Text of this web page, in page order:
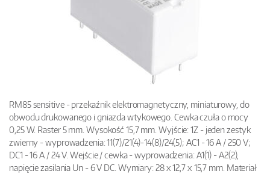
RM85 sensitive - przekaźnik elektromagnetyczny, miniaturowy, do
obwodu drukowanego i gniazda wtykowego. Cewka czuła o mocy
0,25 W. Raster 5 mm. Wysokość 15,7 mm. Wyjście: 1Z - jeden zestyk
zwierny - wyprowadzenia: 11(7)/21(4)-14(8)/24(5); AC1 - 16 A / 250 V;
DC1 - 16 A / 24 V. Wejście / cewka - wyprowadzenia: A1(1) - A2(2),
napięcie zasilania Un - 6 V DC. Wymiary: 28 x 12,7 x 15,7 mm. Materiał